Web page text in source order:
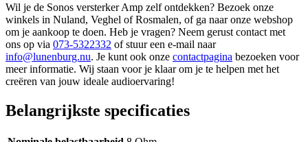
Wil je de Sonos versterker Amp zelf ontdekken? Bezoek onze
winkels in Nuland, Veghel of Rosmalen, of ga naar onze webshop
om je aankoop te doen. Heb je vragen? Neem gerust contact met
ons op via 073-5322332 of stuur een e-mail naar
info@lunenburg.nu. Je kunt ook onze contactpagina bezoeken voor
meer informatie. Wij staan voor je klaar om je te helpen met het
creëren van jouw ideale audioervaring!
Belangrijkste specificaties